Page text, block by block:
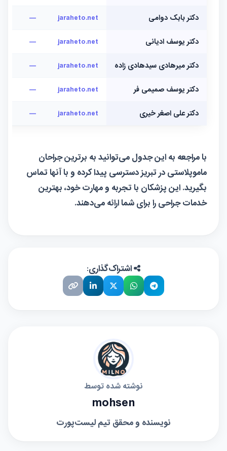
دکتر بابک دوامی jaraheto.net
—
دکتر یوسف ادیانی jaraheto.net
—
دکتر میرهادی سید‌هادی زاده jaraheto.net
—
دکتر یوسف صمیمی فر jaraheto.net
—
دکتر علی اصغر خیری jaraheto.net
—
با مراجعه به این جدول می‌توانید به برترین جراحان
ماموپلاستی در تبریز دسترسی پیدا کرده و با آنها تماس
بگیرید. این پزشکان با تجربه و مهارت خود، بهترین
خدمات جراحی را برای شما ارائه می‌دهند.
اشتراک‌گذاری:
نوشته شده توسط
mohsen
نویسنده و محقق تیم لیست‌پورت